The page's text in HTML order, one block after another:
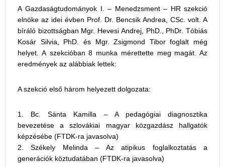
A Gazdaságtudományok I. – Menedzsment – HR szekció
elnöke az idei évben Prof. Dr. Bencsik Andrea, CSc. volt. A
bíráló bizottságban Mgr. Hevesi Andrej, PhD., PhDr. Tóbiás
Kosár Silvia, PhD. és Mgr. Zsigmond Tibor foglalt még
helyet. A szekcióban 8 munka mérettette meg magát. Az
eredmények az alábbiak lettek:
A szekció első három helyezett dolgozata:
Bc. Sánta Kamilla – A pedagógiai diagnosztika
bevezetése a szlovákiai magyar közgazdász hallgatók
képzésébe (FTDK-ra javasolva)
Székely Melinda – Az atipikus foglalkoztatás a
generációk köztudatában (FTDK-ra javasolva)